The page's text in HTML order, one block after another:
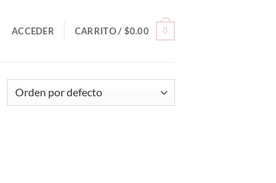
ACCEDER CARRITO / $0.00 0